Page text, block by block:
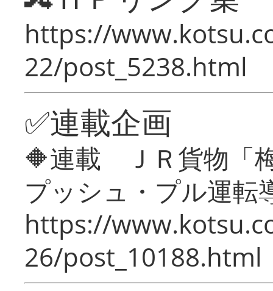
https://
22/post_5238.html
✅連載企画
🔶連載 ＪＲ貨物「
プッシュ・プル運転
https://
26/post_10188.html